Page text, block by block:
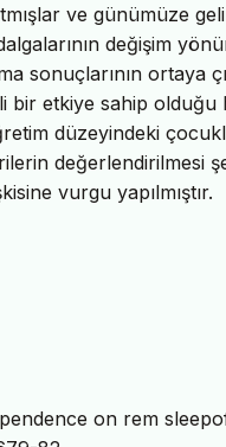
ve günümüze
değişim
sonuçlarının ortaya
bir etkiye sahip
düzeyindeki
değerlendirilmesi
vurgu yapılmıştır.
on rem